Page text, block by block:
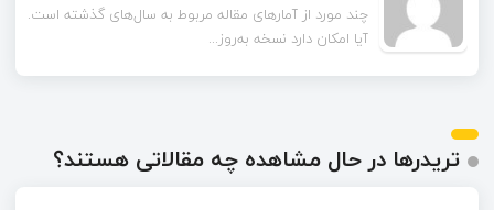
چند مورد از آمارهای مقاله مربوط به سال‌های گذشته است.
آیا امکان دارد نسخه به‌روز...
تریدرها در حال مشاهده چه مقالاتی هستند؟